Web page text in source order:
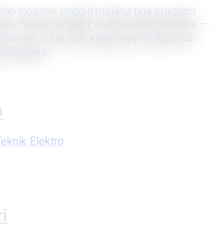
inovator unggul melalui tiga program
Teknik Industri, dan Teknik Biomedis —
Elektro